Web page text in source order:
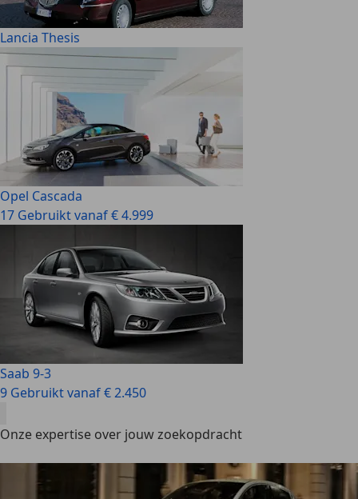
Lancia Thesis
Opel Cascada
17 Gebruikt vanaf € 4.999
Saab 9-3
9 Gebruikt vanaf € 2.450
Onze expertise over jouw zoekopdracht